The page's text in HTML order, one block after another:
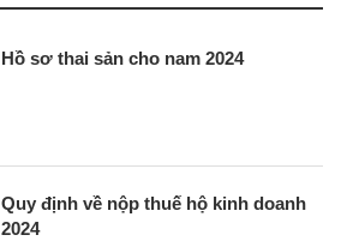
Hồ sơ thai sản cho nam 2024
Quy định về nộp thuế hộ kinh doanh
2024